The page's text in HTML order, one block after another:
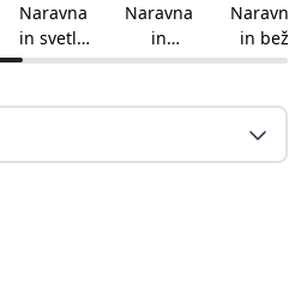
Naravna
in svetlo
siva
Naravna
in
antracitn
Naravna
in bež